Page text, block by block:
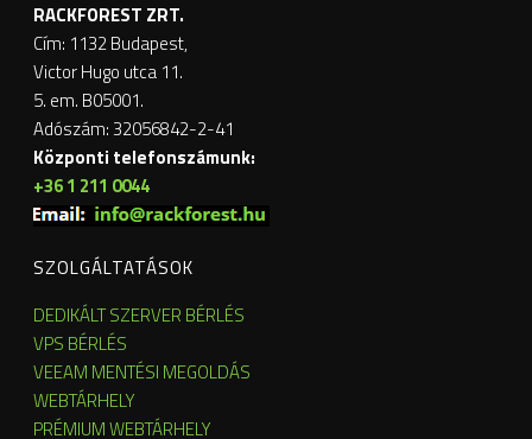
RACKFOREST ZRT.
Cím: 1132 Budapest,
Victor Hugo utca 11.
5. em. B05001.
Adószám: 32056842-2-41
Központi telefonszámunk:
+36 1 211 0044
SZOLGÁLTATÁSOK
DEDIKÁLT SZERVER BÉRLÉS
VPS BÉRLÉS
VEEAM MENTÉSI MEGOLDÁS
WEBTÁRHELY
PRÉMIUM WEBTÁRHELY